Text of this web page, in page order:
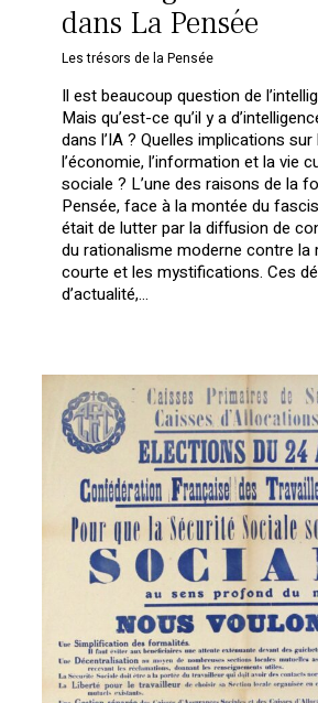
dans La Pensée
Les trésors de la Pensée
Il est beaucoup question de
Mais qu’est-ce qu’il y a
dans l’IA ? Quelles implications
l’économie, l’information et la vie
sociale ? L’une des raisons de la
Pensée, face à la montée du
était de lutter par la diffusion de
du rationalisme moderne contre la
courte et les mystifications. Ces
d’actualité,…